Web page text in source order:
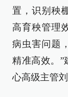
置，识别秧
高育秧管理
病虫害问题
精准高效。”
心高级主管刘